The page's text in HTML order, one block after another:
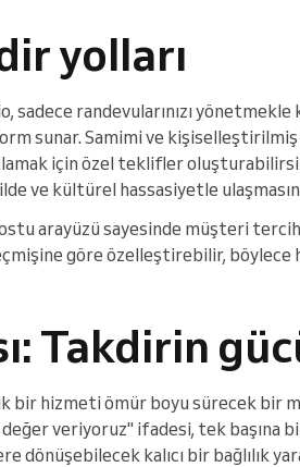
yolları
randevularınızı yönetmekle
sunar. Samimi ve
için özel teklifler
ve kültürel hassasiyetle ulaşmasını
dostu arayüzü sayesinde müşteri
göre özelleştirebilir, böylece
Takdirin
bir hizmeti ömür boyu sürecek bir
veriyoruz" ifadesi, tek başına
kalıcı bir bağlılık